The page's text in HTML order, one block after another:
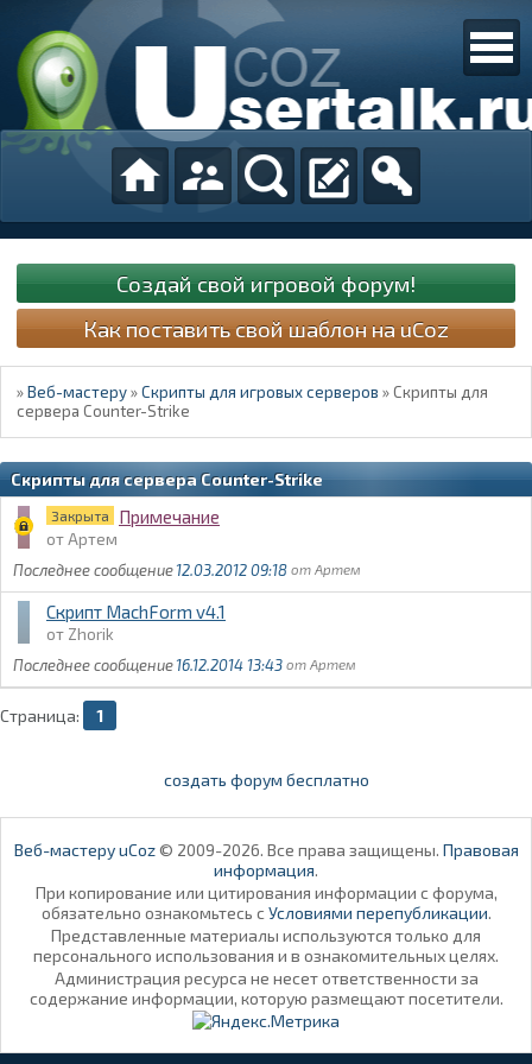
Создай свой игровой форум!
Как поставить свой шаблон на uCoz
»Веб-мастеру »Скрипты для игровых серверов »Скрипты для
сервера Counter-Strike
Скрипты для сервера Counter-Strike
Закрыта Примечание
Артем
12.03.2012 09:18
Артем
Скрипт MachForm v4.1
Zhorik
16.12.2014 13:43
Артем
Страница: 1
создать форум бесплатно
Веб-мастеру uCoz© 2009-2026. Все права защищены. Правовая
информация.
При копирование или цитирования информации с форума,
обязательно ознакомьтесь с Условиями перепубликации.
Представленные материалы используются только для
персонального использования и в ознакомительных целях.
Администрация ресурса не несет ответственности за
содержание информации, которую размещают посетители.